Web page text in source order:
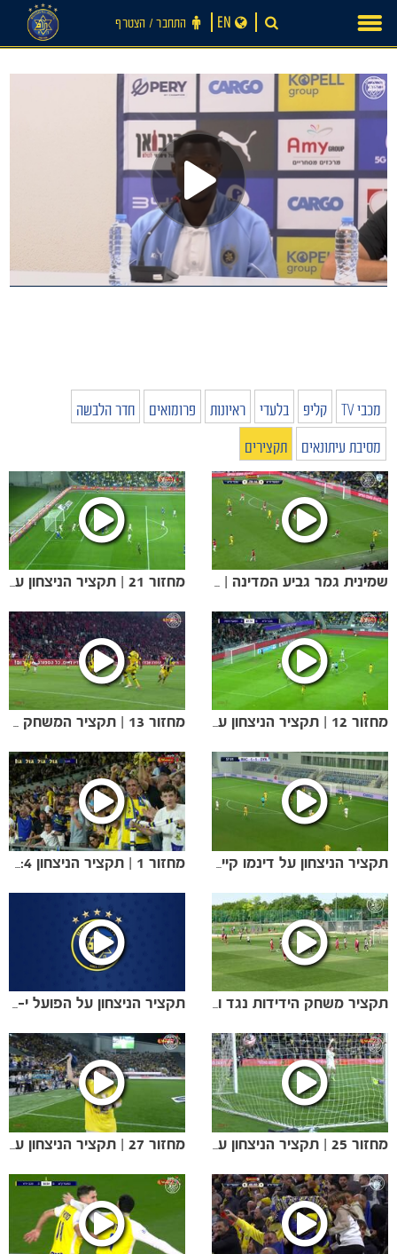
הקבוצות
content
התחבר ‪/‬ הצטרף EN
מכבי TV קליפ בלעדי ראיונות פרומואים
חדר הלבשה
מסיבת עיתונאים
תקצירים
מחזור 21 | תקציר הניצחון על קריית שמונה (4:1) שמינית גמר גביע המדינה | הניצחון הגדול בדרבי
מחזור 13 | תקציר המשחק נגד הפועל ב״ש מחזור 12 | תקציר הניצחון על הפועל חיפה
מחזור 1 | תקציר הניצחון 0:4 על מכבי נתניה תקציר הניצחון על דינמו קייב (1:3)
תקציר הניצחון על הפועל י-ם בגביע הטוטו תקציר משחק הידידות נגד ואשאש (0:5)